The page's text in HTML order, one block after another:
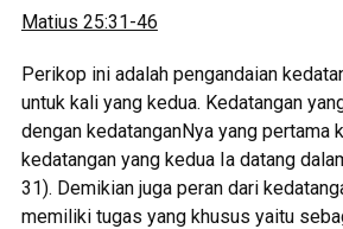
Matius 25:31-46
Perikop ini adalah pengandaian
untuk kali yang kedua. Kedatangan
dengan kedatanganNya yang pertama
kedatangan yang kedua Ia datang
31). Demikian juga peran dari
memiliki tugas yang khusus yaitu